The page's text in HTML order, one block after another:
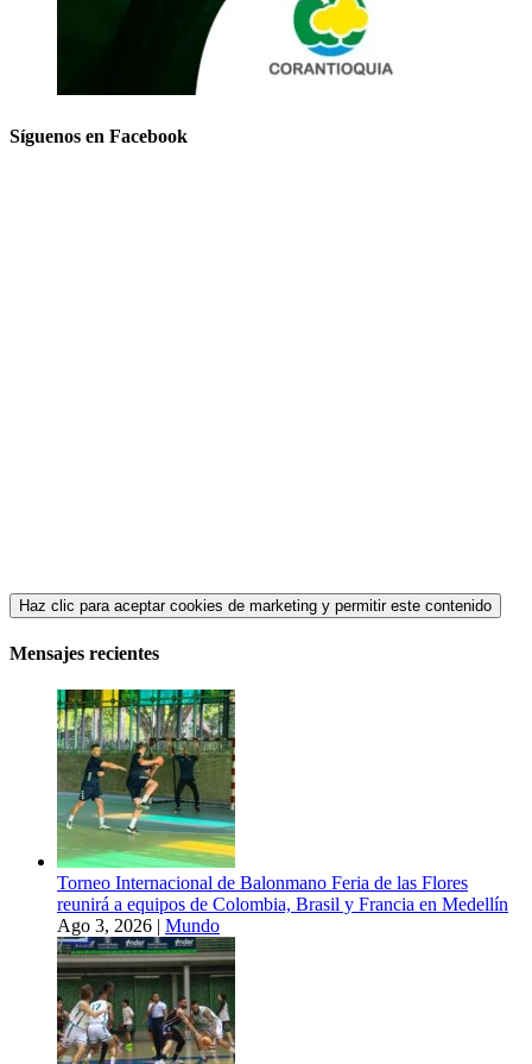
Síguenos en Facebook
Haz clic para aceptar cookies de marketing y permitir este contenido
Mensajes recientes
Torneo Internacional de Balonmano Feria de las Flores
reunirá a equipos de Colombia, Brasil y Francia en Medellín
Ago 3, 2026 | Mundo